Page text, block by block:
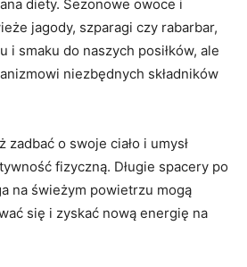
diety.⁢ Sezonowe owoce i
jagody, szparagi czy rabarbar,
i smaku do naszych posiłków, ale⁢
niezbędnych składników
o ‌swoje ciało i umysł​
fizyczną. Długie spacery po
na świeżym powietrzu ​mogą
się i zyskać nową energię ‍na